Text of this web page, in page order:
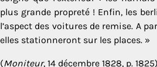
plus grande propreté ! Enfin, les
l’aspect des voitures de remise. A
elles stationneront sur les places. »
(Moniteur, 14 décembre 1828, p.